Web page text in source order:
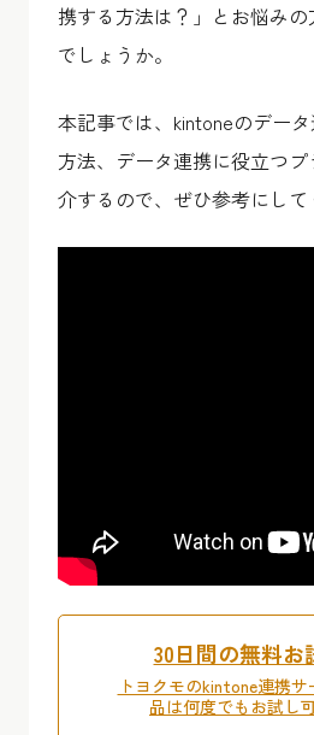
携する方法は？」とお悩み
でしょうか。
本記事では、kintoneのデー
方法、データ連携に役立つ
介するので、ぜひ参考にして
30日間の無料お
トヨクモのkintone連携サ
品は何度でもお試し